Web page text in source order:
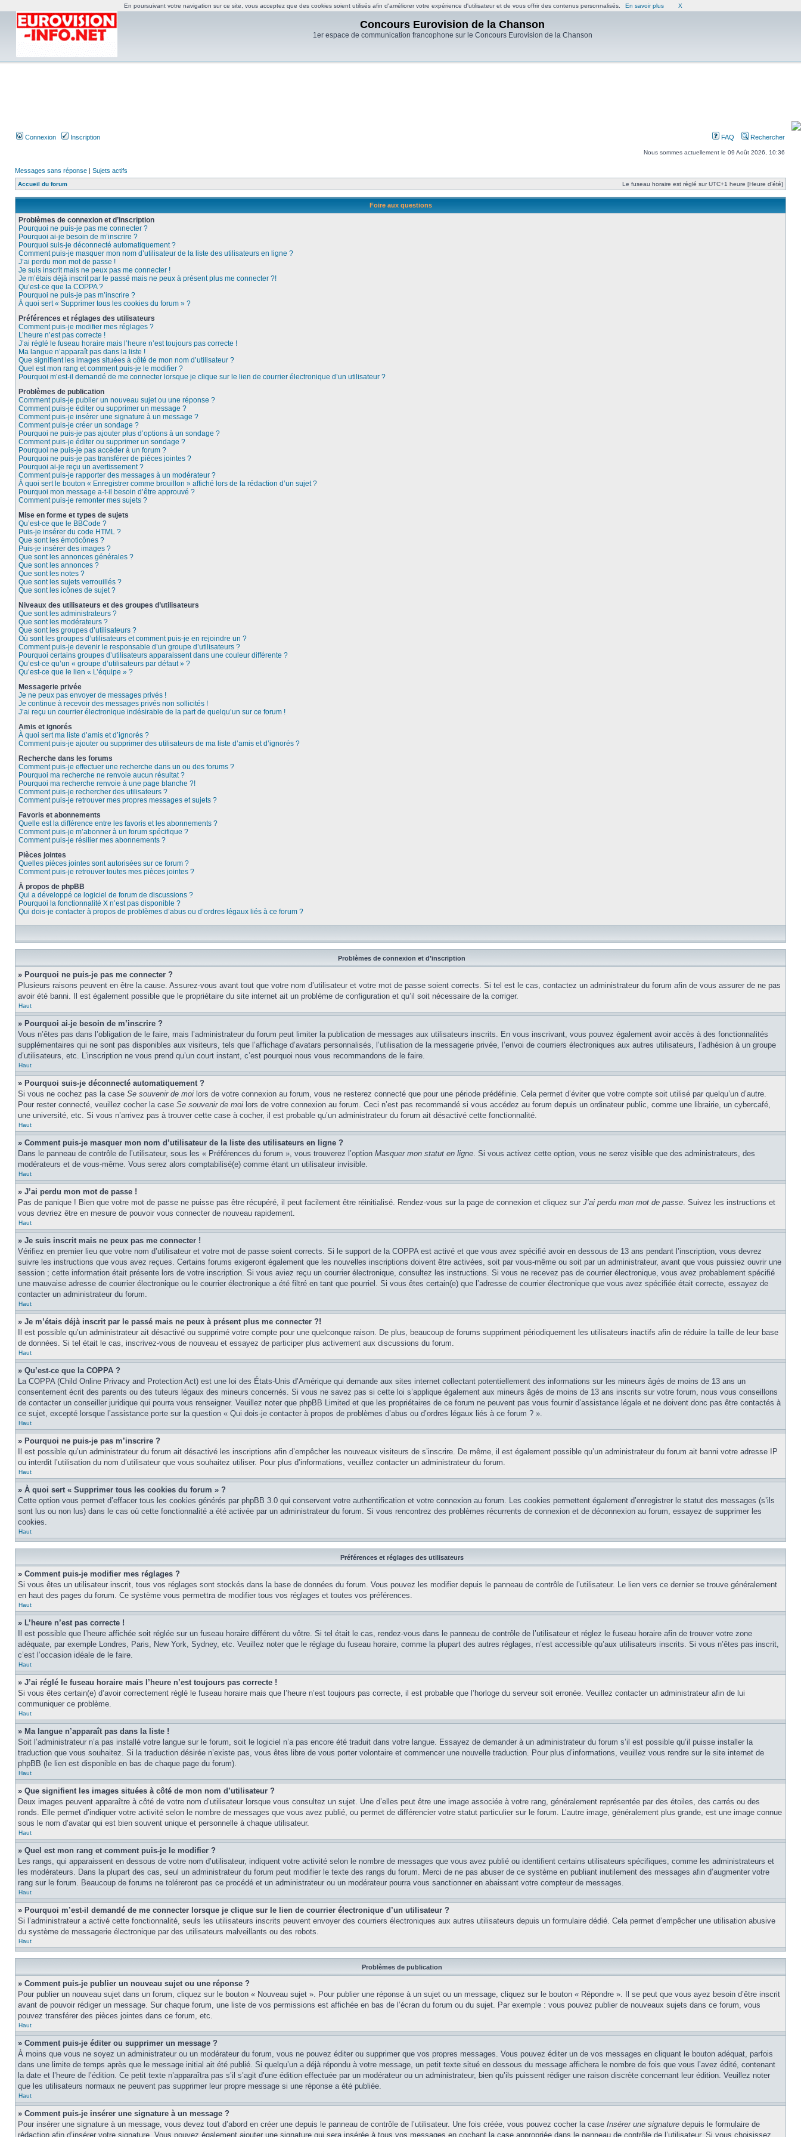
Concours Eurovision de la Chanson
1er espace de communication francophone sur le Concours Eurovision de la Chanson
Connexion Inscription FAQ Rechercher
Nous sommes actuellement le 09 Août 2026, 10:36
Messages sans réponse | Sujets actifs
Accueil du forum Le fuseau horaire est réglé sur UTC+1 heure [Heure d’été]
Foire aux questions
Problèmes de connexion et d’inscription
Pourquoi ne puis-je pas me connecter ?
Pourquoi ai-je besoin de m’inscrire ?
Pourquoi suis-je déconnecté automatiquement ?
Comment puis-je masquer mon nom d’utilisateur de la liste des utilisateurs en ligne ?
J’ai perdu mon mot de passe !
Je suis inscrit mais ne peux pas me connecter !
Je m’étais déjà inscrit par le passé mais ne peux à présent plus me connecter ?!
Qu’est-ce que la COPPA ?
Pourquoi ne puis-je pas m’inscrire ?
À quoi sert « Supprimer tous les cookies du forum » ?
Préférences et réglages des utilisateurs
Comment puis-je modifier mes réglages ?
L’heure n’est pas correcte !
J’ai réglé le fuseau horaire mais l’heure n’est toujours pas correcte !
Ma langue n’apparaît pas dans la liste !
Que signifient les images situées à côté de mon nom d’utilisateur ?
Quel est mon rang et comment puis-je le modifier ?
Pourquoi m’est-il demandé de me connecter lorsque je clique sur le lien de courrier électronique d’un utilisateur ?
Problèmes de publication
Comment puis-je publier un nouveau sujet ou une réponse ?
Comment puis-je éditer ou supprimer un message ?
Comment puis-je insérer une signature à un message ?
Comment puis-je créer un sondage ?
Pourquoi ne puis-je pas ajouter plus d’options à un sondage ?
Comment puis-je éditer ou supprimer un sondage ?
Pourquoi ne puis-je pas accéder à un forum ?
Pourquoi ne puis-je pas transférer de pièces jointes ?
Pourquoi ai-je reçu un avertissement ?
Comment puis-je rapporter des messages à un modérateur ?
À quoi sert le bouton « Enregistrer comme brouillon » affiché lors de la rédaction d’un sujet ?
Pourquoi mon message a-t-il besoin d’être approuvé ?
Comment puis-je remonter mes sujets ?
Mise en forme et types de sujets
Qu’est-ce que le BBCode ?
Puis-je insérer du code HTML ?
Que sont les émoticônes ?
Puis-je insérer des images ?
Que sont les annonces générales ?
Que sont les annonces ?
Que sont les notes ?
Que sont les sujets verrouillés ?
Que sont les icônes de sujet ?
Niveaux des utilisateurs et des groupes d’utilisateurs
Que sont les administrateurs ?
Que sont les modérateurs ?
Que sont les groupes d’utilisateurs ?
Où sont les groupes d’utilisateurs et comment puis-je en rejoindre un ?
Comment puis-je devenir le responsable d’un groupe d’utilisateurs ?
Pourquoi certains groupes d’utilisateurs apparaissent dans une couleur différente ?
Qu’est-ce qu’un « groupe d’utilisateurs par défaut » ?
Qu’est-ce que le lien « L’équipe » ?
Messagerie privée
Je ne peux pas envoyer de messages privés !
Je continue à recevoir des messages privés non sollicités !
J’ai reçu un courrier électronique indésirable de la part de quelqu’un sur ce forum !
Amis et ignorés
À quoi sert ma liste d’amis et d’ignorés ?
Comment puis-je ajouter ou supprimer des utilisateurs de ma liste d’amis et d’ignorés ?
Recherche dans les forums
Comment puis-je effectuer une recherche dans un ou des forums ?
Pourquoi ma recherche ne renvoie aucun résultat ?
Pourquoi ma recherche renvoie à une page blanche ?!
Comment puis-je rechercher des utilisateurs ?
Comment puis-je retrouver mes propres messages et sujets ?
Favoris et abonnements
Quelle est la différence entre les favoris et les abonnements ?
Comment puis-je m’abonner à un forum spécifique ?
Comment puis-je résilier mes abonnements ?
Pièces jointes
Quelles pièces jointes sont autorisées sur ce forum ?
Comment puis-je retrouver toutes mes pièces jointes ?
À propos de phpBB
Qui a développé ce logiciel de forum de discussions ?
Pourquoi la fonctionnalité X n’est pas disponible ?
Qui dois-je contacter à propos de problèmes d’abus ou d’ordres légaux liés à ce forum ?
Problèmes de connexion et d’inscription
» Pourquoi ne puis-je pas me connecter ?
Plusieurs raisons peuvent en être la cause. Assurez-vous avant tout que votre nom d’utilisateur et votre mot de passe soient corrects. Si tel est le cas, contactez un administrateur du forum afin de vous assurer de ne pas
avoir été banni. Il est également possible que le propriétaire du site internet ait un problème de configuration et qu’il soit nécessaire de la corriger.
Haut
» Pourquoi ai-je besoin de m’inscrire ?
Vous n’êtes pas dans l’obligation de le faire, mais l’administrateur du forum peut limiter la publication de messages aux utilisateurs inscrits. En vous inscrivant, vous pouvez également avoir accès à des fonctionnalités
supplémentaires qui ne sont pas disponibles aux visiteurs, tels que l’affichage d’avatars personnalisés, l’utilisation de la messagerie privée, l’envoi de courriers électroniques aux autres utilisateurs, l’adhésion à un groupe
d’utilisateurs, etc. L’inscription ne vous prend qu’un court instant, c’est pourquoi nous vous recommandons de le faire.
Haut
» Pourquoi suis-je déconnecté automatiquement ?
Si vous ne cochez pas la case Se souvenir de moi lors de votre connexion au forum, vous ne resterez connecté que pour une période prédéfinie. Cela permet d’éviter que votre compte soit utilisé par quelqu’un d’autre.
Pour rester connecté, veuillez cocher la case Se souvenir de moi lors de votre connexion au forum. Ceci n’est pas recommandé si vous accédez au forum depuis un ordinateur public, comme une librairie, un cybercafé,
une université, etc. Si vous n’arrivez pas à trouver cette case à cocher, il est probable qu’un administrateur du forum ait désactivé cette fonctionnalité.
Haut
» Comment puis-je masquer mon nom d’utilisateur de la liste des utilisateurs en ligne ?
Dans le panneau de contrôle de l’utilisateur, sous les « Préférences du forum », vous trouverez l’option Masquer mon statut en ligne. Si vous activez cette option, vous ne serez visible que des administrateurs, des
modérateurs et de vous-même. Vous serez alors comptabilisé(e) comme étant un utilisateur invisible.
Haut
» J’ai perdu mon mot de passe !
Pas de panique ! Bien que votre mot de passe ne puisse pas être récupéré, il peut facilement être réinitialisé. Rendez-vous sur la page de connexion et cliquez sur J’ai perdu mon mot de passe. Suivez les instructions et
vous devriez être en mesure de pouvoir vous connecter de nouveau rapidement.
Haut
» Je suis inscrit mais ne peux pas me connecter !
Vérifiez en premier lieu que votre nom d’utilisateur et votre mot de passe soient corrects. Si le support de la COPPA est activé et que vous avez spécifié avoir en dessous de 13 ans pendant l’inscription, vous devrez
suivre les instructions que vous avez reçues. Certains forums exigeront également que les nouvelles inscriptions doivent être activées, soit par vous-même ou soit par un administrateur, avant que vous puissiez ouvrir une
session ; cette information était présente lors de votre inscription. Si vous aviez reçu un courrier électronique, consultez les instructions. Si vous ne recevez pas de courrier électronique, vous avez probablement spécifié
une mauvaise adresse de courrier électronique ou le courrier électronique a été filtré en tant que pourriel. Si vous êtes certain(e) que l’adresse de courrier électronique que vous avez spécifiée était correcte, essayez de
contacter un administrateur du forum.
Haut
» Je m’étais déjà inscrit par le passé mais ne peux à présent plus me connecter ?!
Il est possible qu’un administrateur ait désactivé ou supprimé votre compte pour une quelconque raison. De plus, beaucoup de forums suppriment périodiquement les utilisateurs inactifs afin de réduire la taille de leur base
de données. Si tel était le cas, inscrivez-vous de nouveau et essayez de participer plus activement aux discussions du forum.
Haut
» Qu’est-ce que la COPPA ?
La COPPA (Child Online Privacy and Protection Act) est une loi des États-Unis d’Amérique qui demande aux sites internet collectant potentiellement des informations sur les mineurs âgés de moins de 13 ans un
consentement écrit des parents ou des tuteurs légaux des mineurs concernés. Si vous ne savez pas si cette loi s’applique également aux mineurs âgés de moins de 13 ans inscrits sur votre forum, nous vous conseillons
de contacter un conseiller juridique qui pourra vous renseigner. Veuillez noter que phpBB Limited et que les propriétaires de ce forum ne peuvent pas vous fournir d’assistance légale et ne doivent donc pas être contactés à
ce sujet, excepté lorsque l’assistance porte sur la question « Qui dois-je contacter à propos de problèmes d’abus ou d’ordres légaux liés à ce forum ? ».
Haut
» Pourquoi ne puis-je pas m’inscrire ?
Il est possible qu’un administrateur du forum ait désactivé les inscriptions afin d’empêcher les nouveaux visiteurs de s’inscrire. De même, il est également possible qu’un administrateur du forum ait banni votre adresse IP
ou interdit l’utilisation du nom d’utilisateur que vous souhaitez utiliser. Pour plus d’informations, veuillez contacter un administrateur du forum.
Haut
» À quoi sert « Supprimer tous les cookies du forum » ?
Cette option vous permet d’effacer tous les cookies générés par phpBB 3.0 qui conservent votre authentification et votre connexion au forum. Les cookies permettent également d’enregistrer le statut des messages (s’ils
sont lus ou non lus) dans le cas où cette fonctionnalité a été activée par un administrateur du forum. Si vous rencontrez des problèmes récurrents de connexion et de déconnexion au forum, essayez de supprimer les
cookies.
Haut
Préférences et réglages des utilisateurs
» Comment puis-je modifier mes réglages ?
Si vous êtes un utilisateur inscrit, tous vos réglages sont stockés dans la base de données du forum. Vous pouvez les modifier depuis le panneau de contrôle de l’utilisateur. Le lien vers ce dernier se trouve généralement
en haut des pages du forum. Ce système vous permettra de modifier tous vos réglages et toutes vos préférences.
Haut
» L’heure n’est pas correcte !
Il est possible que l’heure affichée soit réglée sur un fuseau horaire différent du vôtre. Si tel était le cas, rendez-vous dans le panneau de contrôle de l’utilisateur et réglez le fuseau horaire afin de trouver votre zone
adéquate, par exemple Londres, Paris, New York, Sydney, etc. Veuillez noter que le réglage du fuseau horaire, comme la plupart des autres réglages, n’est accessible qu’aux utilisateurs inscrits. Si vous n’êtes pas inscrit,
c’est l’occasion idéale de le faire.
Haut
» J’ai réglé le fuseau horaire mais l’heure n’est toujours pas correcte !
Si vous êtes certain(e) d’avoir correctement réglé le fuseau horaire mais que l’heure n’est toujours pas correcte, il est probable que l’horloge du serveur soit erronée. Veuillez contacter un administrateur afin de lui
communiquer ce problème.
Haut
» Ma langue n’apparaît pas dans la liste !
Soit l’administrateur n’a pas installé votre langue sur le forum, soit le logiciel n’a pas encore été traduit dans votre langue. Essayez de demander à un administrateur du forum s’il est possible qu’il puisse installer la
traduction que vous souhaitez. Si la traduction désirée n’existe pas, vous êtes libre de vous porter volontaire et commencer une nouvelle traduction. Pour plus d’informations, veuillez vous rendre sur le site internet de
phpBB (le lien est disponible en bas de chaque page du forum).
Haut
» Que signifient les images situées à côté de mon nom d’utilisateur ?
Deux images peuvent apparaître à côté de votre nom d’utilisateur lorsque vous consultez un sujet. Une d’elles peut être une image associée à votre rang, généralement représentée par des étoiles, des carrés ou des
ronds. Elle permet d’indiquer votre activité selon le nombre de messages que vous avez publié, ou permet de différencier votre statut particulier sur le forum. L’autre image, généralement plus grande, est une image connue
sous le nom d’avatar qui est bien souvent unique et personnelle à chaque utilisateur.
Haut
» Quel est mon rang et comment puis-je le modifier ?
Les rangs, qui apparaissent en dessous de votre nom d’utilisateur, indiquent votre activité selon le nombre de messages que vous avez publié ou identifient certains utilisateurs spécifiques, comme les administrateurs et
les modérateurs. Dans la plupart des cas, seul un administrateur du forum peut modifier le texte des rangs du forum. Merci de ne pas abuser de ce système en publiant inutilement des messages afin d’augmenter votre
rang sur le forum. Beaucoup de forums ne toléreront pas ce procédé et un administrateur ou un modérateur pourra vous sanctionner en abaissant votre compteur de messages.
Haut
» Pourquoi m’est-il demandé de me connecter lorsque je clique sur le lien de courrier électronique d’un utilisateur ?
Si l’administrateur a activé cette fonctionnalité, seuls les utilisateurs inscrits peuvent envoyer des courriers électroniques aux autres utilisateurs depuis un formulaire dédié. Cela permet d’empêcher une utilisation abusive
du système de messagerie électronique par des utilisateurs malveillants ou des robots.
Haut
Problèmes de publication
» Comment puis-je publier un nouveau sujet ou une réponse ?
Pour publier un nouveau sujet dans un forum, cliquez sur le bouton « Nouveau sujet ». Pour publier une réponse à un sujet ou un message, cliquez sur le bouton « Répondre ». Il se peut que vous ayez besoin d’être inscrit
avant de pouvoir rédiger un message. Sur chaque forum, une liste de vos permissions est affichée en bas de l’écran du forum ou du sujet. Par exemple : vous pouvez publier de nouveaux sujets dans ce forum, vous
pouvez transférer des pièces jointes dans ce forum, etc.
Haut
» Comment puis-je éditer ou supprimer un message ?
À moins que vous ne soyez un administrateur ou un modérateur du forum, vous ne pouvez éditer ou supprimer que vos propres messages. Vous pouvez éditer un de vos messages en cliquant le bouton adéquat, parfois
dans une limite de temps après que le message initial ait été publié. Si quelqu’un a déjà répondu à votre message, un petit texte situé en dessous du message affichera le nombre de fois que vous l’avez édité, contenant
la date et l’heure de l’édition. Ce petit texte n’apparaîtra pas s’il s’agit d’une édition effectuée par un modérateur ou un administrateur, bien qu’ils puissent rédiger une raison discrète concernant leur édition. Veuillez noter
que les utilisateurs normaux ne peuvent pas supprimer leur propre message si une réponse a été publiée.
Haut
» Comment puis-je insérer une signature à un message ?
Pour insérer une signature à un message, vous devez tout d’abord en créer une depuis le panneau de contrôle de l’utilisateur. Une fois créée, vous pouvez cocher la case Insérer une signature depuis le formulaire de
rédaction afin d’insérer votre signature. Vous pouvez également ajouter une signature qui sera insérée à tous vos messages en cochant la case appropriée dans le panneau de contrôle de l’utilisateur. Si vous choisissez
En poursuivant votre navigation sur ce site, vous acceptez que des cookies soient utilisés afin d'améliorer votre expérience d'utilisateur et de vous offrir des contenus personnalisés. En savoir plus X